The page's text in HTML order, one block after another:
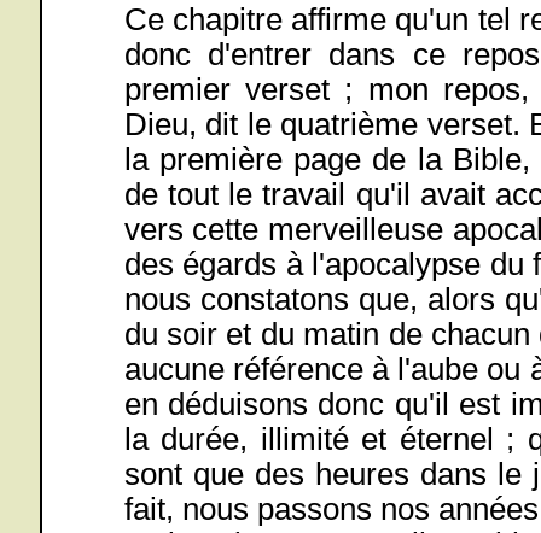
Ce chapitre affirme qu'un tel
donc d'entrer dans ce
premier verset ; mon
Dieu, dit le quatrième verset.
la première page de la
de tout le travail qu'il avait
vers cette merveilleuse
des égards à l'apocalypse du
nous constatons que, alors
du soir et du matin de
aucune référence à l'aube ou
en déduisons donc qu'il est
la durée, illimité et éternel ;
sont que des heures dans le
fait, nous passons nos